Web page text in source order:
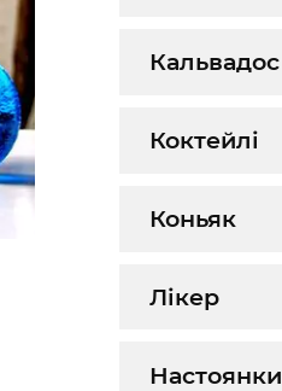
Кальвадос
Коктейлі
Коньяк
Лікер
Настоянки